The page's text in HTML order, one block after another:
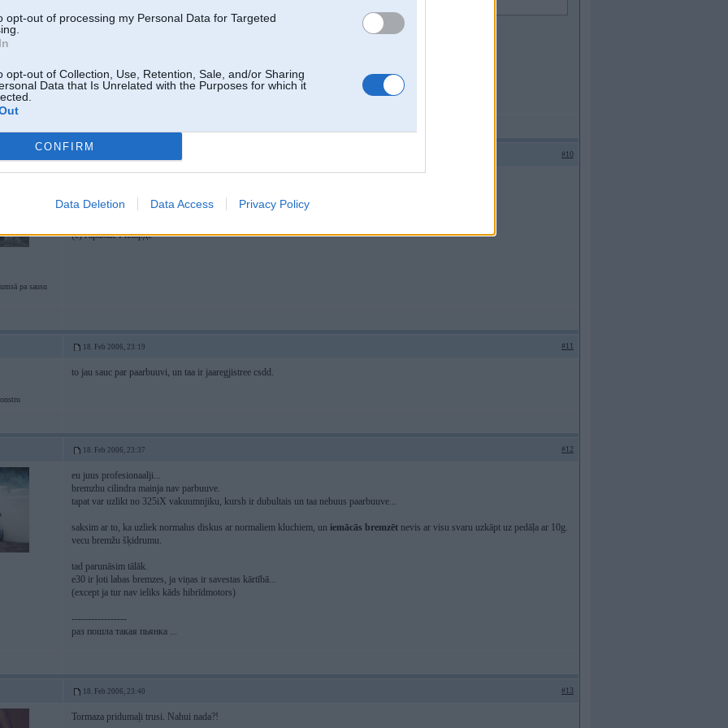
opt-out of processing my Personal Data for Targeted
opt-out of Collection, Use, Retention, Sale, and/or Sharing
Data that Is Unrelated with the Purposes for which it
CONFIRM
Data Deletion Data Access Privacy Policy
Kluchus pie diskiem taa pieliimeesi ka navarees atraut?
#10
pa sausu
-----------------
(c) гаражас Рихардс
18. Feb 2006, 23:19 #11
to jau sauc par paarbuuvi, un taa ir jaaregjistree csdd.
18. Feb 2006, 23:37 #12
eu juus profesionaalji...
bremzhu cilindra mainja nav parbuuve.
tapat var uzlikt no 325iX vakuumnjiku, kursh ir dubultais un taa nebuus paarbuuve...
saksim ar to, ka uzliek normalus diskus ar normaliem kluchiem, un iemācās bremzēt nevis ar visu svaru uzkāpt uz pedāļa ar 10g.
vecu bremžu šķidrumu.
tad parunāsim tālāk.
e30 ir ļoti labas bremzes, ja viņas ir savestas kārtībā...
(except ja tur nav ieliks kāds hibrīdmotors)
-----------------
раз пошла такая пьянка ...
18. Feb 2006, 23:40 #13
Tormaza pridumaļi trusi. Nahui nada?!